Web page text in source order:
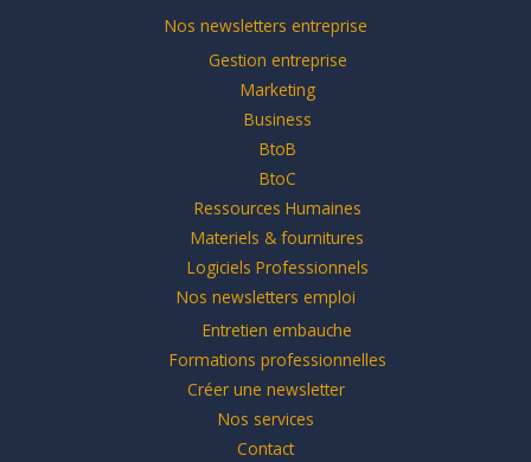
Nos newsletters entreprise
Gestion entreprise
Marketing
Business
BtoB
BtoC
Ressources Humaines
Materiels & fournitures
Logiciels Professionnels
Nos newsletters emploi
Entretien embauche
Formations professionnelles
Créer une newsletter
Nos services
Contact